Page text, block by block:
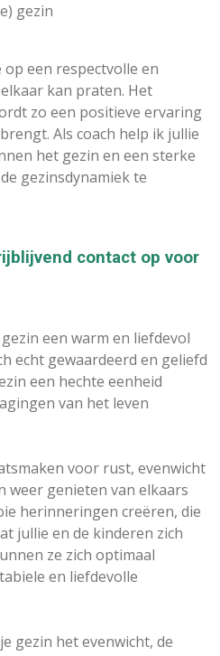
gezin
een respectvolle en
kan praten. Het
zo een positieve ervaring
Als coach help ik jullie
het gezin en een sterke
gezinsdynamiek te
contact op voor
een warm en liefdevol
echt gewaardeerd en geliefd
een hechte eenheid
van het leven
voor rust, evenwicht
weer genieten van elkaars
herinneringen creëren, die
jullie en de kinderen zich
ze zich optimaal
en liefdevolle
gezin het evenwicht, de